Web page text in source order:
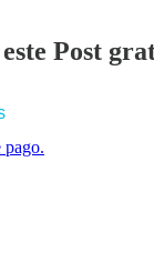
Post
pago.